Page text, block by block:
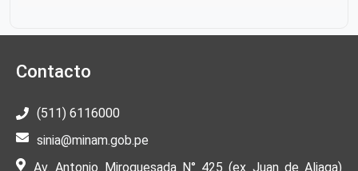
Contacto
(511) 6116000
sinia@minam.gob.pe
Av. Antonio Miroquesada N° 425 (ex Juan de Aliaga)